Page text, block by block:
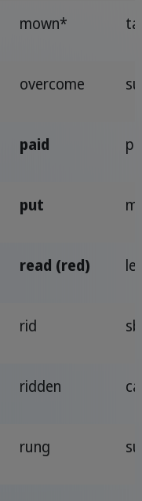
mown*
overcome
paid
put
read (red)
rid
ridden
rung